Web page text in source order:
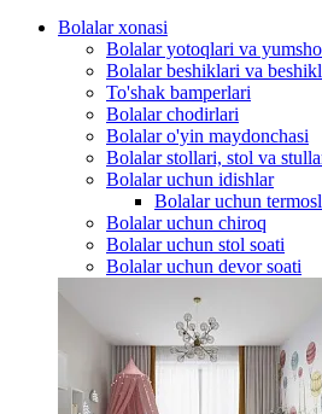
Bolalar xonasi
Bolalar yotoqlari va
Bolalar beshiklari va
To'shak bamperlari
Bolalar chodirlari
Bolalar o'yin maydonchasi
Bolalar stollari, stol va
Bolalar uchun idishlar
Bolalar uchun
Bolalar uchun chiroq
Bolalar uchun stol soati
Bolalar uchun devor soati